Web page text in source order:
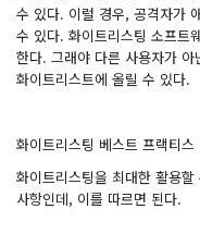
수 있다. 이럴 경우, 공격자가
수 있다. 화이트리스팅 소프트
한다. 그래야 다른 사용자가
화이트리스트에 올릴 수 있다.
화이트리스팅 베스트 프랙티스
화이트리스팅을 최대한 활용
사항인데, 이를 따르면 된다.